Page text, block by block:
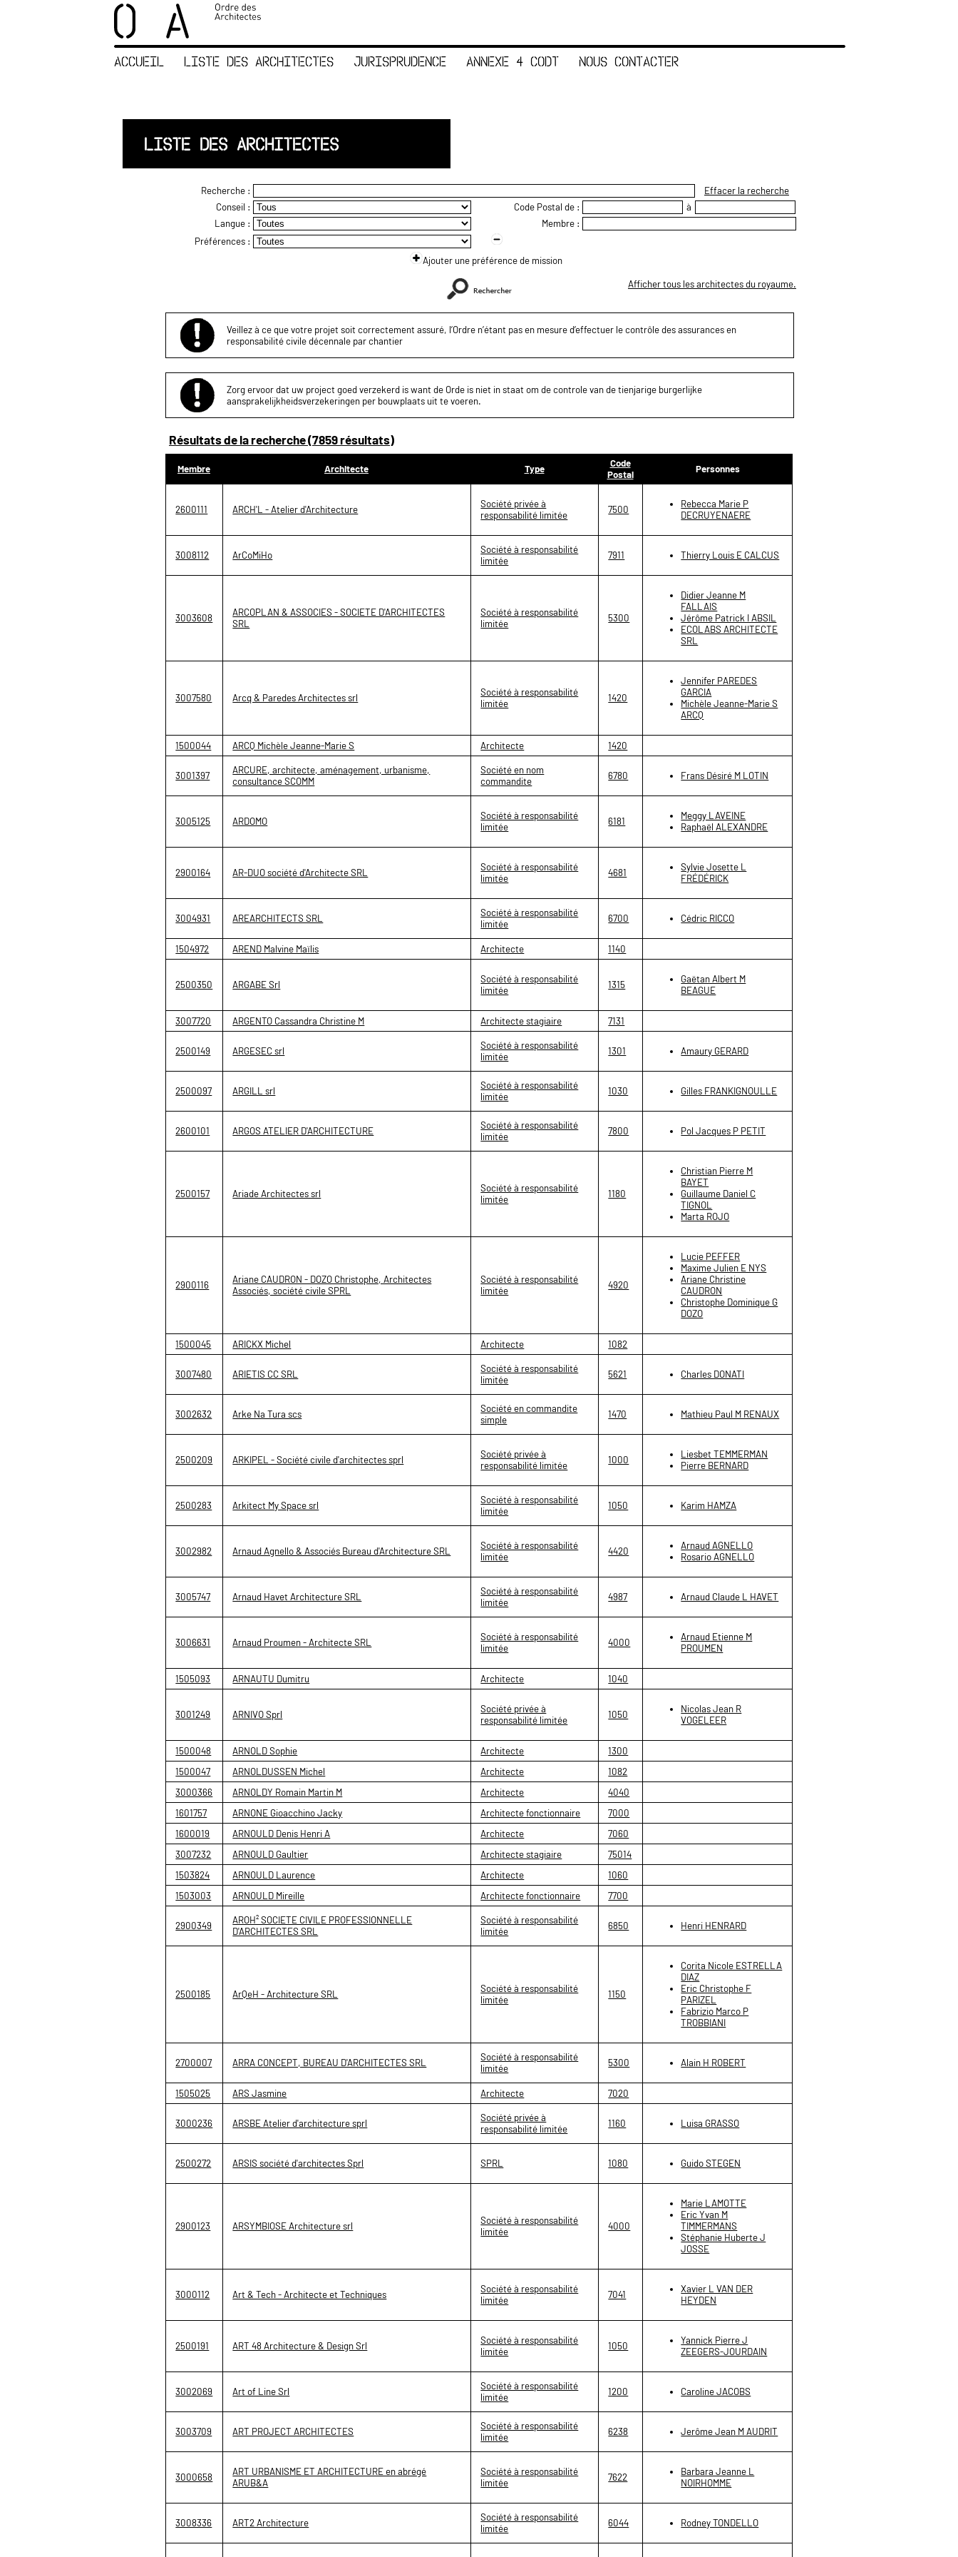
ACCUEIL LISTE DES ARCHITECTES JURISPRUDENCE ANNEXE 4 CODT NOUS CONTACTER
LISTE DES ARCHITECTES
Recherche :
Effacer la recherche
Conseil :
Code Postal de :
à
Langue :
Membre :
Préférences :
Ajouter une préférence de mission
Afficher tous les architectes du royaume.
Veillez à ce que votre projet soit correctement assuré, l’Ordre n’étant pas en mesure d’effectuer le contrôle des assurances en
responsabilité civile décennale par chantier
Zorg ervoor dat uw project goed verzekerd is want de Orde is niet in staat om de controle van de tienjarige burgerlijke
aansprakelijkheidsverzekeringen per bouwplaats uit te voeren.
Résultats de la recherche (7859 résultats)
Membre Architecte Type
Code
Postal
Personnes
2600111 ARCH'L - Atelier d'Architecture
Société privée à
responsabilité limitée
7500
Rebecca Marie P
DECRUYENAERE
3008112 ArCoMiHo
Société à responsabilité
limitée
7911 Thierry Louis E CALCUS
3003608
ARCOPLAN & ASSOCIES - SOCIETE D'ARCHITECTES
SRL
Société à responsabilité
limitée
5300
Didier Jeanne M
FALLAIS
Jérôme Patrick I ABSIL
ECOLABS ARCHITECTE
SRL
3007580 Arcq & Paredes Architectes srl
Société à responsabilité
limitée
1420
Jennifer PAREDES
GARCIA
Michèle Jeanne-Marie S
ARCQ
1500044 ARCQ Michèle Jeanne-Marie S Architecte 1420
3001397
ARCURE, architecte, aménagement, urbanisme,
consultance SCOMM
Société en nom
commandite
6780 Frans Désiré M LOTIN
3005125 ARDOMO
Société à responsabilité
limitée
6181
Meggy LAVEINE
Raphaël ALEXANDRE
2900164 AR-DUO société d'Architecte SRL
Société à responsabilité
limitée
4681
Sylvie Josette L
FRÉDÉRICK
3004931 AREARCHITECTS SRL
Société à responsabilité
limitée
6700 Cédric RICCO
1504972 AREND Malvine Maïlis Architecte 1140
2500350 ARGABE Srl
Société à responsabilité
limitée
1315
Gaëtan Albert M
BEAGUE
3007720 ARGENTO Cassandra Christine M Architecte stagiaire 7131
2500149 ARGESEC srl
Société à responsabilité
limitée
1301 Amaury GERARD
2500097 ARGILL srl
Société à responsabilité
limitée
1030 Gilles FRANKIGNOULLE
2600101 ARGOS ATELIER D'ARCHITECTURE
Société à responsabilité
limitée
7800 Pol Jacques P PETIT
2500157 Ariade Architectes srl
Société à responsabilité
limitée
1180
Christian Pierre M
BAYET
Guillaume Daniel C
TIGNOL
Marta ROJO
2900116
Ariane CAUDRON - DOZO Christophe, Architectes
Associés, société civile SPRL
Société à responsabilité
limitée
4920
Lucie PEFFER
Maxime Julien E NYS
Ariane Christine
CAUDRON
Christophe Dominique G
DOZO
1500045 ARICKX Michel Architecte 1082
3007480 ARIETIS CC SRL
Société à responsabilité
limitée
5621 Charles DONATI
3002632 Arke Na Tura scs
Société en commandite
simple
1470 Mathieu Paul M RENAUX
2500209 ARKIPEL - Société civile d'architectes sprl
Société privée à
responsabilité limitée
1000
Liesbet TEMMERMAN
Pierre BERNARD
2500283 Arkitect My Space srl
Société à responsabilité
limitée
1050 Karim HAMZA
3002982 Arnaud Agnello & Associés Bureau d'Architecture SRL
Société à responsabilité
limitée
4420
Arnaud AGNELLO
Rosario AGNELLO
3005747 Arnaud Havet Architecture SRL
Société à responsabilité
limitée
4987 Arnaud Claude L HAVET
3006631 Arnaud Proumen - Architecte SRL
Société à responsabilité
limitée
4000
Arnaud Etienne M
PROUMEN
1505093 ARNAUTU Dumitru Architecte 1040
3001249 ARNIVO Sprl
Société privée à
responsabilité limitée
1050
Nicolas Jean R
VOGELEER
1500048 ARNOLD Sophie Architecte
1300
1500047
ARNOLDUSSEN Michel Architecte
1082
3000366
ARNOLDY Romain Martin M Architecte
4040
1601757
ARNONE Gioacchino Jacky Architecte fonctionnaire
7000
1600019
ARNOULD Denis Henri A Architecte
7060
3007232
ARNOULD Gaultier Architecte stagiaire
75014
1503824
ARNOULD Laurence Architecte
1060
1503003
ARNOULD Mireille Architecte fonctionnaire 7700
2900349
AROH² SOCIETE CIVILE PROFESSIONNELLE
D'ARCHITECTES SRL
Société à responsabilité
limitée
6850 Henri HENRARD
2500185 ArQeH - Architecture SRL
Société à responsabilité
limitée
1150
Corita Nicole ESTRELLA
DIAZ
Eric Christophe F
PARIZEL
Fabrizio Marco P
TROBBIANI
2700007 ARRA CONCEPT, BUREAU D'ARCHITECTES SRL
Société à responsabilité
limitée
5300 Alain H ROBERT
1505025 ARS Jasmine Architecte 7020
3000236 ARSBE Atelier d'architecture sprl
Société privée à
responsabilité limitée
1160 Luisa GRASSO
2500272 ARSIS société d'architectes Sprl SPRL 1080 Guido STEGEN
2900123 ARSYMBIOSE Architecture srl
Société à responsabilité
limitée
4000
Marie LAMOTTE
Eric Yvan M
TIMMERMANS
Stéphanie Huberte J
JOSSE
3000112 Art & Tech - Architecte et Techniques
Société à responsabilité
limitée
7041
Xavier L VAN DER
HEYDEN
2500191 ART 48 Architecture & Design Srl
Société à responsabilité
limitée
1050
Yannick Pierre J
ZEEGERS-JOURDAIN
3002069 Art of Line Srl
Société à responsabilité
limitée
1200 Caroline JACOBS
3003709 ART PROJECT ARCHITECTES
Société à responsabilité
limitée
6238 Jerôme Jean M AUDRIT
3000658
ART URBANISME ET ARCHITECTURE en abrégé
ARUB&A
Société à responsabilité
limitée
7622
Barbara Jeanne L
NOIRHOMME
3008336 ART2 Architecture
Société à responsabilité
limitée
6044 Rodney TONDELLO